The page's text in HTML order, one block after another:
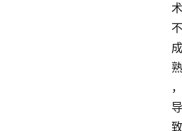
术
不
成
熟
，
导
致